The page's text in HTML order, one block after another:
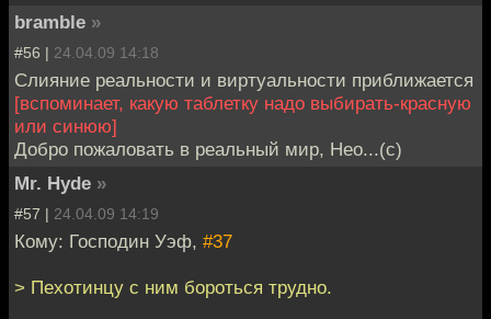
bramble »
#56 | 24.04.09 14:18
Слияние реальности и виртуальности приближается
[вспоминает, какую таблетку надо выбирать-красную
или синюю]
Добро пожаловать в реальный мир, Нео...(с)
Mr. Hyde »
#57 | 24.04.09 14:19
Кому: Господин Уэф, #37
> Пехотинцу с ним бороться трудно.